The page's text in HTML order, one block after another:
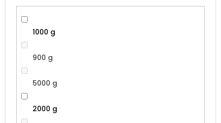
1000 g
900 g
5000 g
2000 g